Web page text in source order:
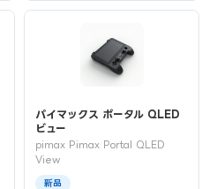
パイマックス ポータル QLED
ビュー
pimax Pimax Portal QLED
View
新品